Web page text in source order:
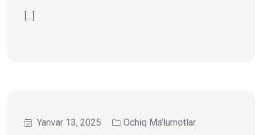
[...]
Yanvar 13, 2025 Ochiq Ma'lumotlar